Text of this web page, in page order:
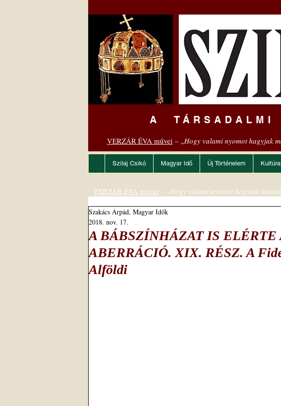
A TÁRSADALMI
VERZÁR ÉVA művei – „Hogy valami nyomot hagyjak
Szilaj Csikó Magyar Idő Új Történelem Kultúra
A BÁBSZÍNHÁZAT IS ELÉRTE
ABERRÁCIÓ. XIX. RÉSZ. A
Alföldi
Szakács Árpád, Magyar Idők
2018. nov. 17.
VERZÁR ÉVA művei – „Hogy valami nyomot hagyjak